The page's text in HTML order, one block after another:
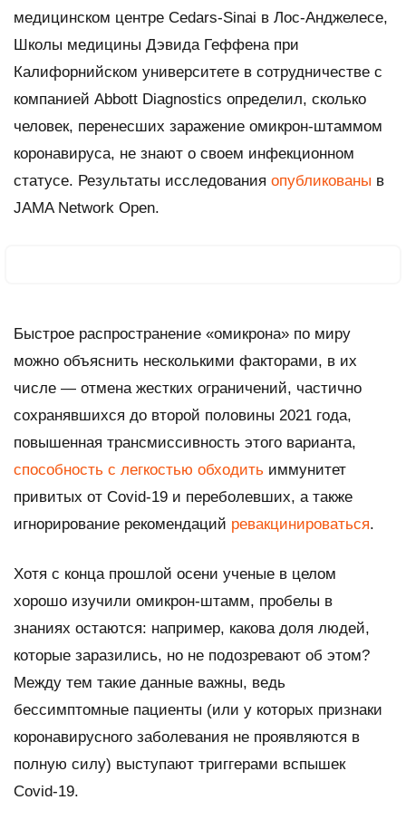
медицинском центре Cedars-Sinai в Лос-Анджелесе,
Школы медицины Дэвида Геффена при
Калифорнийском университете в сотрудничестве с
компанией Abbott Diagnostics определил, сколько
человек, перенесших заражение омикрон-штаммом
коронавируса, не знают о своем инфекционном
статусе. Результаты исследования опубликованы в
JAMA Network Open.
Быстрое распространение «омикрона» по миру
можно объяснить несколькими факторами, в их
числе — отмена жестких ограничений, частично
сохранявшихся до второй половины 2021 года,
повышенная трансмиссивность этого варианта,
способность с легкостью обходить иммунитет
привитых от Covid-19 и переболевших, а также
игнорирование рекомендаций ревакцинироваться.
Хотя с конца прошлой осени ученые в целом
хорошо изучили омикрон-штамм, пробелы в
знаниях остаются: например, какова доля людей,
которые заразились, но не подозревают об этом?
Между тем такие данные важны, ведь
бессимптомные пациенты (или у которых признаки
коронавирусного заболевания не проявляются в
полную силу) выступают триггерами вспышек
Covid-19.